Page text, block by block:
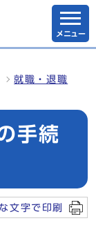
メニュー
就職・退職
手続
文字で印刷